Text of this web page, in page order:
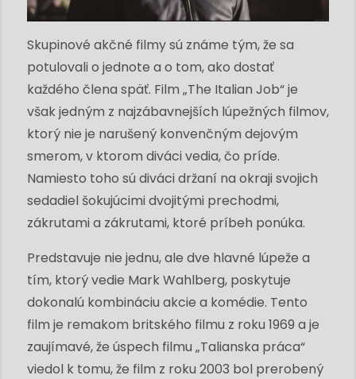
Skupinové akčné filmy sú známe tým, že sa
potulovali o jednote a o tom, ako dostať
každého člena späť. Film „The Italian Job“ je
však jedným z najzábavnejších lúpežných filmov,
ktorý nie je narušený konvenčným dejovým
smerom, v ktorom diváci vedia, čo príde.
Namiesto toho sú diváci držaní na okraji svojich
sedadiel šokujúcimi dvojitými prechodmi,
zákrutami a zákrutami, ktoré príbeh ponúka.
Predstavuje nie jednu, ale dve hlavné lúpeže a
tím, ktorý vedie Mark Wahlberg, poskytuje
dokonalú kombináciu akcie a komédie. Tento
film je remakom britského filmu z roku 1969 a je
zaujímavé, že úspech filmu „Talianska práca“
viedol k tomu, že film z roku 2003 bol prerobený